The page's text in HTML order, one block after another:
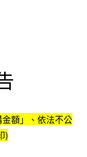
額」、依法不公
)